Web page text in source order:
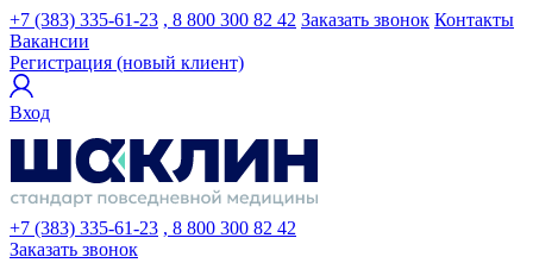
+7 (383) 335-61-23 , 8 800 300 82 42 Заказать звонок Контакты
Вакансии
Регистрация (новый клиент)
Вход
+7 (383) 335-61-23 , 8 800 300 82 42
Заказать звонок